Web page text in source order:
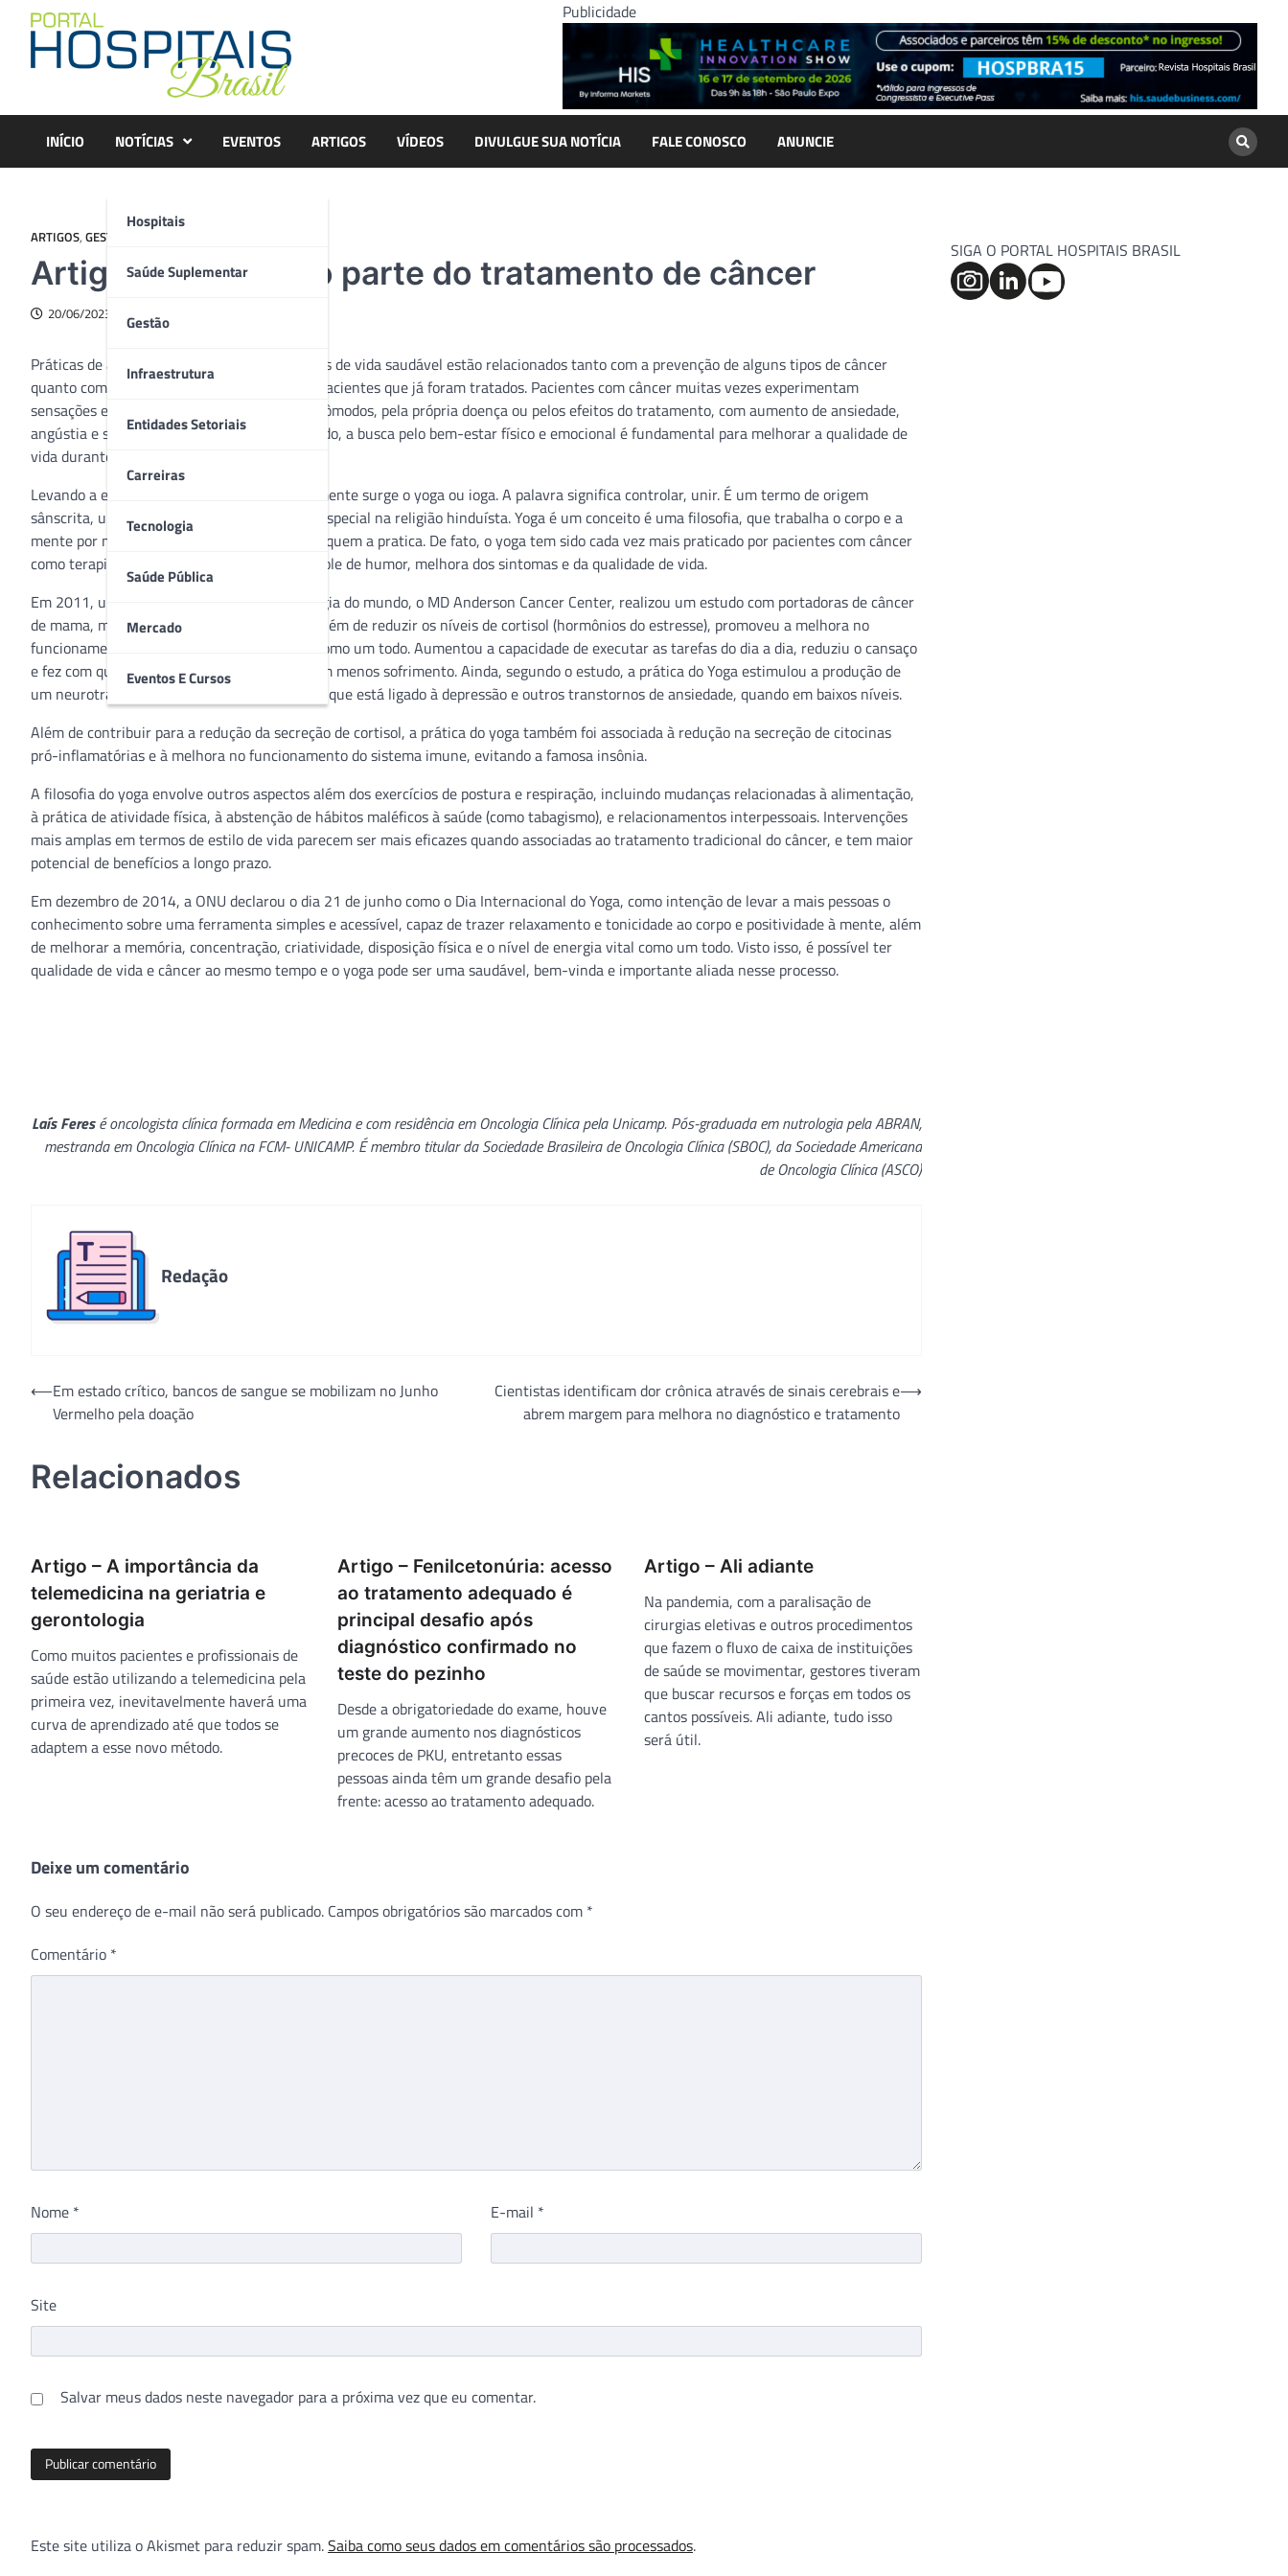
content
Publicidade
INÍCIO NOTÍCIAS
Hospitais
Saúde Suplementar
Gestão
Infraestrutura
Entidades Setoriais
Carreiras
Tecnologia
Saúde Pública
Mercado
Eventos E Cursos
EVENTOS ARTIGOS VÍDEOS DIVULGUE SUA NOTÍCIA FALE CONOSCO ANUNCIE
ARTIGOS, GESTÃO
Artigo – Yoga como parte do tratamento de câncer
20/06/2023
Práticas de atividade física regulares e hábitos de vida saudável estão relacionados tanto com a prevenção de alguns tipos de câncer
quanto com a diminuição da recorrência em pacientes que já foram tratados. Pacientes com câncer muitas vezes experimentam
sensações e sentimentos desagradáveis e incômodos, pela própria doença ou pelos efeitos do tratamento, com aumento de ansiedade,
angústia e sintomas depressivos. Neste sentido, a busca pelo bem-estar físico e emocional é fundamental para melhorar a qualidade de
vida durante e após o tratamento.
Levando a essa necessidade de unir corpo e mente surge o yoga ou ioga. A palavra significa controlar, unir. É um termo de origem
sânscrita, uma língua presente na Índia, em especial na religião hinduísta. Yoga é um conceito é uma filosofia, que trabalha o corpo e a
mente por meio de disciplinas tradicionais de quem a pratica. De fato, o yoga tem sido cada vez mais praticado por pacientes com câncer
como terapia para redução de estresse, controle de humor, melhora dos sintomas e da qualidade de vida.
Em 2011, um dos maiores centros de Oncologia do mundo, o MD Anderson Cancer Center, realizou um estudo com portadoras de câncer
de mama, mostrando que a prática do Yoga, além de reduzir os níveis de cortisol (hormônios do estresse), promoveu a melhora no
funcionamento do organismo das mulheres como um todo. Aumentou a capacidade de executar as tarefas do dia a dia, reduziu o cansaço
e fez com que elas lidassem com a doença com menos sofrimento. Ainda, segundo o estudo, a prática do Yoga estimulou a produção de
um neurotransmissor conhecido como GABA, que está ligado à depressão e outros transtornos de ansiedade, quando em baixos níveis.
Além de contribuir para a redução da secreção de cortisol, a prática do yoga também foi associada à redução na secreção de citocinas
pró-inflamatórias e à melhora no funcionamento do sistema imune, evitando a famosa insônia.
A filosofia do yoga envolve outros aspectos além dos exercícios de postura e respiração, incluindo mudanças relacionadas à alimentação,
à prática de atividade física, à abstenção de hábitos maléficos à saúde (como tabagismo), e relacionamentos interpessoais. Intervenções
mais amplas em termos de estilo de vida parecem ser mais eficazes quando associadas ao tratamento tradicional do câncer, e tem maior
potencial de benefícios a longo prazo.
Em dezembro de 2014, a ONU declarou o dia 21 de junho como o Dia Internacional do Yoga, como intenção de levar a mais pessoas o
conhecimento sobre uma ferramenta simples e acessível, capaz de trazer relaxamento e tonicidade ao corpo e positividade à mente, além
de melhorar a memória, concentração, criatividade, disposição física e o nível de energia vital como um todo. Visto isso, é possível ter
qualidade de vida e câncer ao mesmo tempo e o yoga pode ser uma saudável, bem-vinda e importante aliada nesse processo.
Laís Feresé oncologista clínica formada em Medicina e com residência em Oncologia Clínica pela Unicamp. Pós-graduada em nutrologia pela ABRAN,
mestranda em Oncologia Clínica na FCM- UNICAMP. É membro titular da Sociedade Brasileira de Oncologia Clínica (SBOC), da Sociedade Americana
de Oncologia Clínica (ASCO)
Redação
Navegação
⟵Em estado crítico, bancos de sangue se mobilizam no Junho
Vermelho pela doação
Cientistas identificam dor crônica através de sinais cerebrais e
abrem margem para melhora no diagnóstico e tratamento
⟶
Relacionados
Artigo – A importância da
telemedicina na geriatria e
gerontologia
Como muitos pacientes e profissionais de
saúde estão utilizando a telemedicina pela
primeira vez, inevitavelmente haverá uma
curva de aprendizado até que todos se
adaptem a esse novo método.
Artigo – Fenilcetonúria: acesso
ao tratamento adequado é
principal desafio após
diagnóstico confirmado no
teste do pezinho
Desde a obrigatoriedade do exame, houve
um grande aumento nos diagnósticos
precoces de PKU, entretanto essas
pessoas ainda têm um grande desafio pela
frente: acesso ao tratamento adequado.
Artigo – Ali adiante
Na pandemia, com a paralisação de
cirurgias eletivas e outros procedimentos
que fazem o fluxo de caixa de instituições
de saúde se movimentar, gestores tiveram
que buscar recursos e forças em todos os
cantos possíveis. Ali adiante, tudo isso
será útil.
Deixe um comentário
O seu endereço de e-mail não será publicado. Campos obrigatórios são marcados com *
Comentário *
Nome * E-mail *
Site
Salvar meus dados neste navegador para a próxima vez que eu comentar.
Este site utiliza o Akismet para reduzir spam.Saiba como seus dados em comentários são processados.
SIGA O PORTAL HOSPITAIS BRASIL